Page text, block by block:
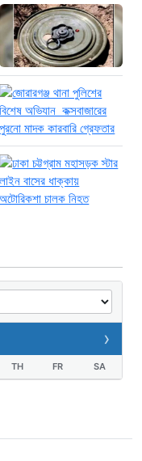
চালক নিহত
মৃত্যু, নতুন করে
সড়ক: মাঝরাস্তায় খুঁটি,
দুর্ঘটনা
১১ দলীয় ঐক্যের
প্রধানমন্ত্রী: সমন্বিত
›
TH FR SA